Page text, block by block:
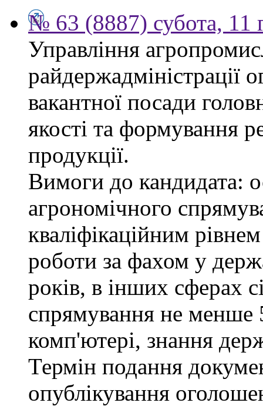
№ 63 (8887) субота, 11
Управління
райдержадміністрації
вакантної посади
якості та формування
продукції.
Вимоги до кандидата:
агрономічного
кваліфікаційним
роботи за фахом у
років, в інших сферах
спрямування не менше
комп'ютері, знання
Термін подання
опублікування